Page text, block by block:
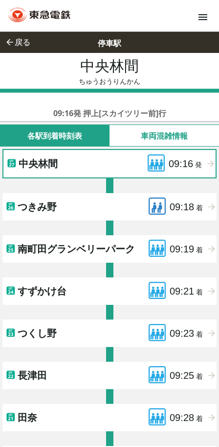
戻る 停車駅
中央林間
ちゅうおうりんかん
09:16発 押上[スカイツリー前]行
各駅到着時刻表 車両混雑情報
中央林間 09:16 発
つきみ野 09:18 着
南町田グランベリーパーク 09:19 着
すずかけ台 09:21 着
つくし野 09:23 着
長津田 09:25 着
田奈 09:28 着